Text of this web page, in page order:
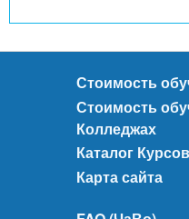
Стоимость
Стоимость
Колледжах
Каталог Курсов
Карта сайта